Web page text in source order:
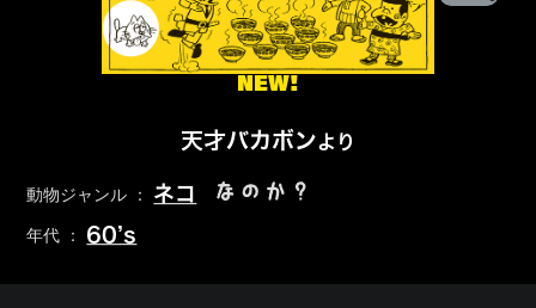
NEW!
天才バカボンより
動物ジャンル ： ネコ なのか？
年代 ： 60’s